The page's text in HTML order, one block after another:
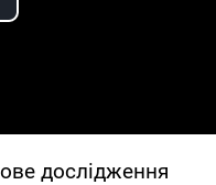
Video
дослідження